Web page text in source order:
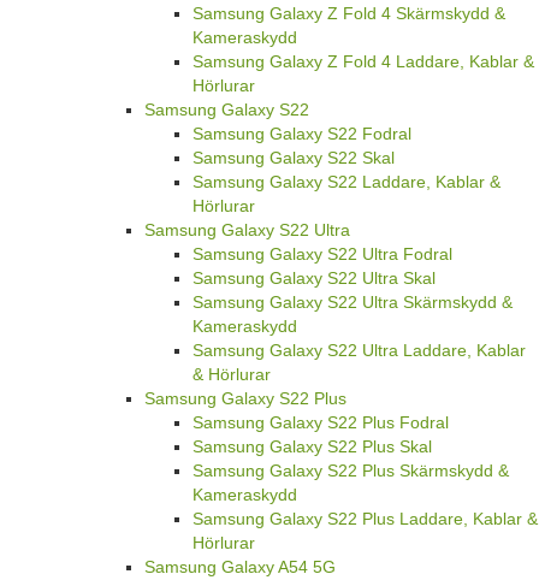
Samsung Galaxy Z Fold 4 Skärmskydd &
Kameraskydd
Samsung Galaxy Z Fold 4 Laddare, Kablar &
Hörlurar
Samsung Galaxy S22
Samsung Galaxy S22 Fodral
Samsung Galaxy S22 Skal
Samsung Galaxy S22 Laddare, Kablar &
Hörlurar
Samsung Galaxy S22 Ultra
Samsung Galaxy S22 Ultra Fodral
Samsung Galaxy S22 Ultra Skal
Samsung Galaxy S22 Ultra Skärmskydd &
Kameraskydd
Samsung Galaxy S22 Ultra Laddare, Kablar
& Hörlurar
Samsung Galaxy S22 Plus
Samsung Galaxy S22 Plus Fodral
Samsung Galaxy S22 Plus Skal
Samsung Galaxy S22 Plus Skärmskydd &
Kameraskydd
Samsung Galaxy S22 Plus Laddare, Kablar &
Hörlurar
Samsung Galaxy A54 5G